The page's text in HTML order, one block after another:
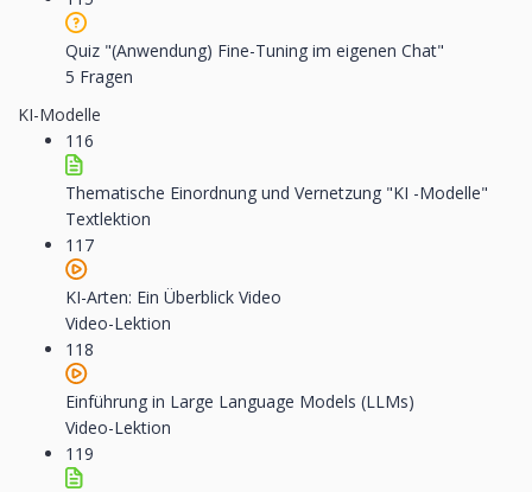
Quiz "(Anwendung) Fine-Tuning im eigenen Chat"
5 Fragen
KI-Modelle
116
Thematische Einordnung und Vernetzung "KI -Modelle"
Textlektion
117
KI-Arten: Ein Überblick Video
Video-Lektion
118
Einführung in Large Language Models (LLMs)
Video-Lektion
119